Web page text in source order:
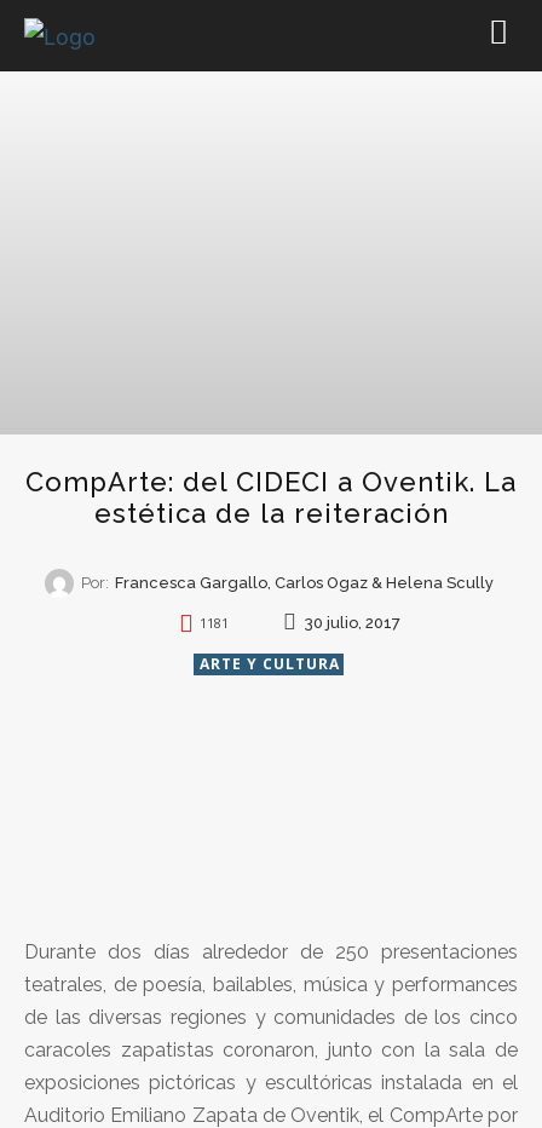
CompArte: del CIDECI a Oventik. La
estética de la reiteración
Por: Francesca Gargallo, Carlos Ogaz & Helena Scully
1181 30 julio, 2017
ARTE Y CULTURA
Durante dos días alrededor de 250 presentaciones
teatrales, de poesía, bailables, música y performances
de las diversas regiones y comunidades de los cinco
caracoles zapatistas coronaron, junto con la sala de
exposiciones pictóricas y escultóricas instalada en el
Auditorio Emiliano Zapata de Oventik, el CompArte por